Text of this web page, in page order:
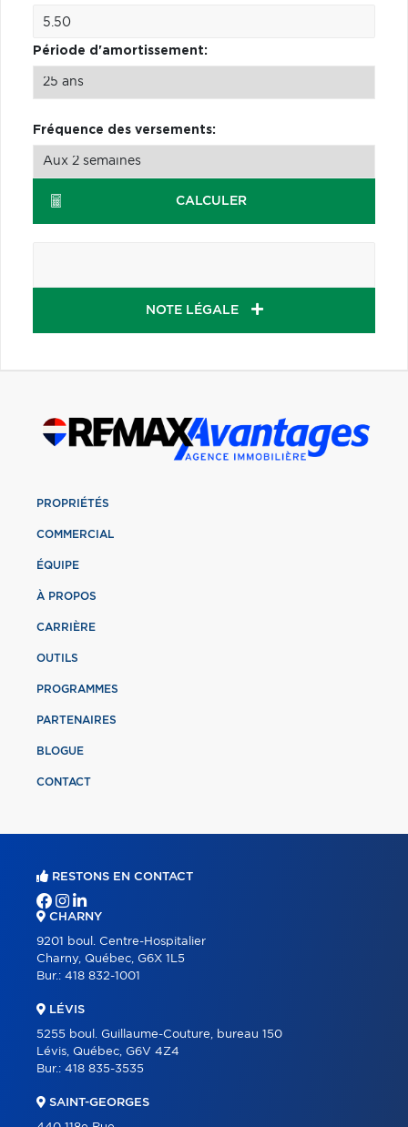
Période d'amortissement:
Fréquence des versements:
CALCULER
NOTE LÉGALE
PROPRIÉTÉS
COMMERCIAL
ÉQUIPE
À PROPOS
CARRIÈRE
OUTILS
PROGRAMMES
PARTENAIRES
BLOGUE
CONTACT
RESTONS EN CONTACT
CHARNY
9201 boul. Centre-Hospitalier
Charny, Québec, G6X 1L5
Bur.: 418 832-1001
LÉVIS
5255 boul. Guillaume-Couture, bureau 150
Lévis, Québec, G6V 4Z4
Bur.: 418 835-3535
SAINT-GEORGES